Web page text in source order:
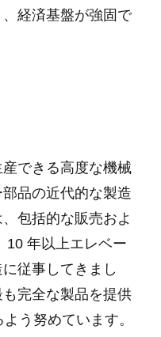
経済基盤が強固で
できる高度な機械
品の近代的な製造
包括的な販売およ
10 年以上エレベー
従事してきまし
完全な製品を提供
う努めています。